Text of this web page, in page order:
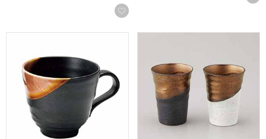
お気に入りに登録する